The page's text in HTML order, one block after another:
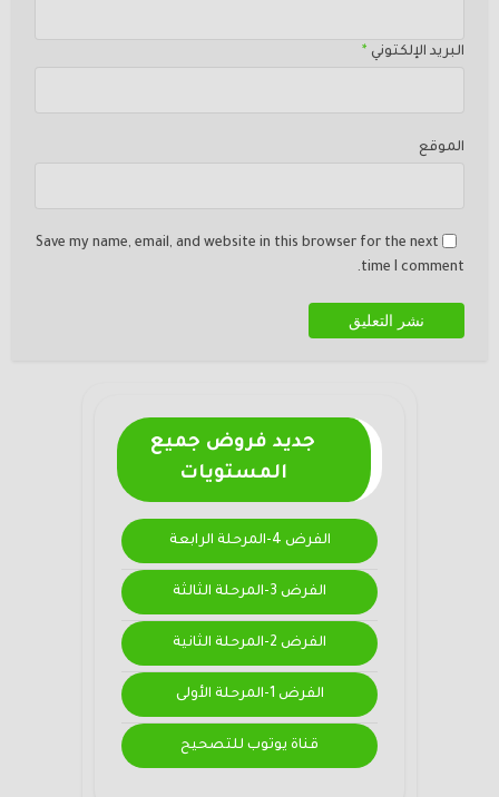
البريد الإلكتوني *
الموقع
Save my name, email, and website in this browser for the next
time I comment.
جديد فروض جميع
المستويات
الفرض 4-المرحلة الرابعة
الفرض 3-المرحلة الثالثة
الفرض 2-المرحلة الثانية
الفرض 1-المرحلة الأولى
قناة يوتوب للتصحيح